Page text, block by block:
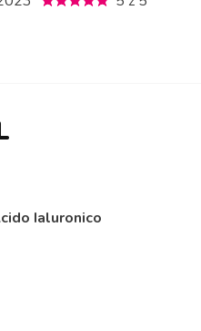
Ialuronico